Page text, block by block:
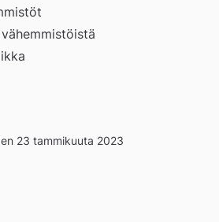
23 tammikuuta 2023